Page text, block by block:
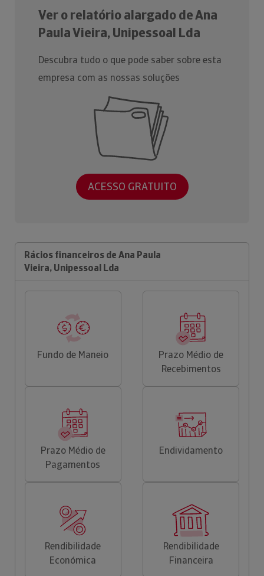
Ver o relatório alargado de Ana
Paula Vieira, Unipessoal Lda
Descubra tudo o que pode saber sobre esta
empresa com as nossas soluções
ACESSO GRATUITO
Rácios financeiros de Ana Paula
Vieira, Unipessoal Lda
Fundo de Maneio
Prazo Médio de
Recebimentos
Prazo Médio de
Pagamentos
Endividamento
Rendibilidade
Económica
Rendibilidade
Financeira